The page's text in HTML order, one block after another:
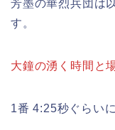
芳墨の華烈兵団は
す。
大鐘の湧く時間と
1番 4:25秒ぐらい